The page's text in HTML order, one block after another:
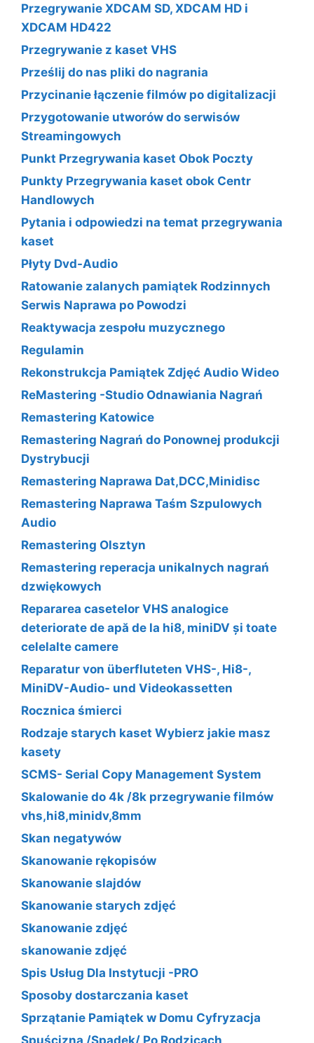
Przegrywanie XDCAM SD, XDCAM HD i
XDCAM HD422
Przegrywanie z kaset VHS
Prześlij do nas pliki do nagrania
Przycinanie łączenie filmów po digitalizacji
Przygotowanie utworów do serwisów
Streamingowych
Punkt Przegrywania kaset Obok Poczty
Punkty Przegrywania kaset obok Centr
Handlowych
Pytania i odpowiedzi na temat przegrywania
kaset
Płyty Dvd-Audio
Ratowanie zalanych pamiątek Rodzinnych
Serwis Naprawa po Powodzi
Reaktywacja zespołu muzycznego
Regulamin
Rekonstrukcja Pamiątek Zdjęć Audio Wideo
ReMastering -Studio Odnawiania Nagrań
Remastering Katowice
Remastering Nagrań do Ponownej produkcji
Dystrybucji
Remastering Naprawa Dat,DCC,Minidisc
Remastering Naprawa Taśm Szpulowych
Audio
Remastering Olsztyn
Remastering reperacja unikalnych nagrań
dzwiękowych
Repararea casetelor VHS analogice
deteriorate de apă de la hi8, miniDV și toate
celelalte camere
Reparatur von überfluteten VHS-, Hi8-,
MiniDV-Audio- und Videokassetten
Rocznica śmierci
Rodzaje starych kaset Wybierz jakie masz
kasety
SCMS- Serial Copy Management System
Skalowanie do 4k /8k przegrywanie filmów
vhs,hi8,minidv,8mm
Skan negatywów
Skanowanie rękopisów
Skanowanie slajdów
Skanowanie starych zdjęć
Skanowanie zdjęć
skanowanie zdjęć
Spis Usług Dla Instytucji -PRO
Sposoby dostarczania kaset
Sprzątanie Pamiątek w Domu Cyfryzacja
Spuścizna /Spadek/ Po Rodzicach